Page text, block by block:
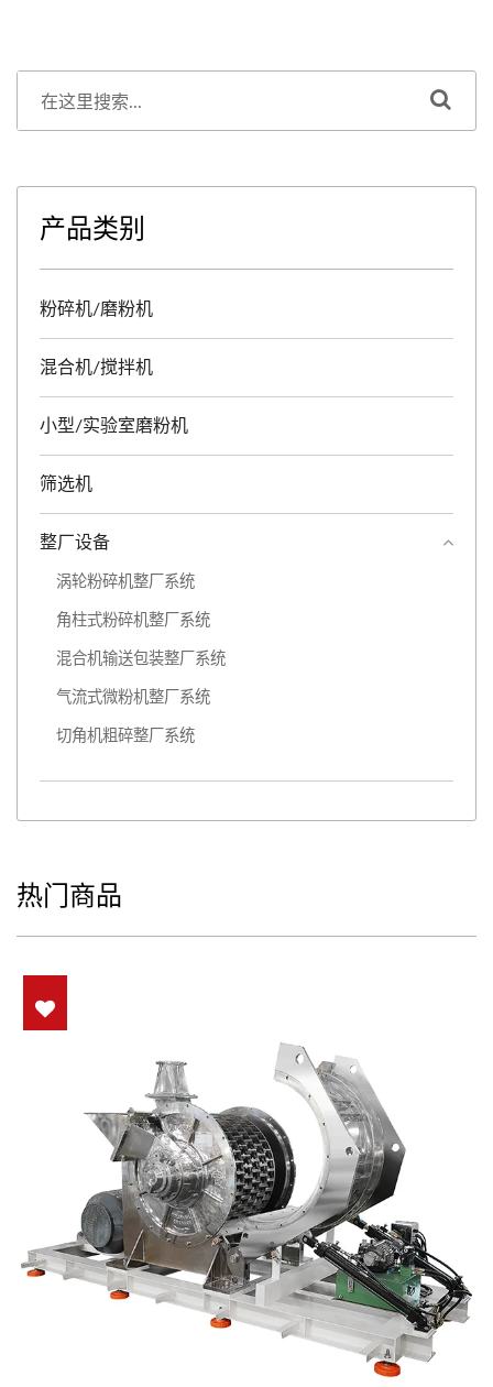
产品类别
粉碎机/磨粉机
混合机/搅拌机
小型/实验室磨粉机
筛选机
整厂设备
涡轮粉碎机整厂系统
角柱式粉碎机整厂系统
混合机输送包装整厂系统
气流式微粉机整厂系统
切角机粗碎整厂系统
热门商品